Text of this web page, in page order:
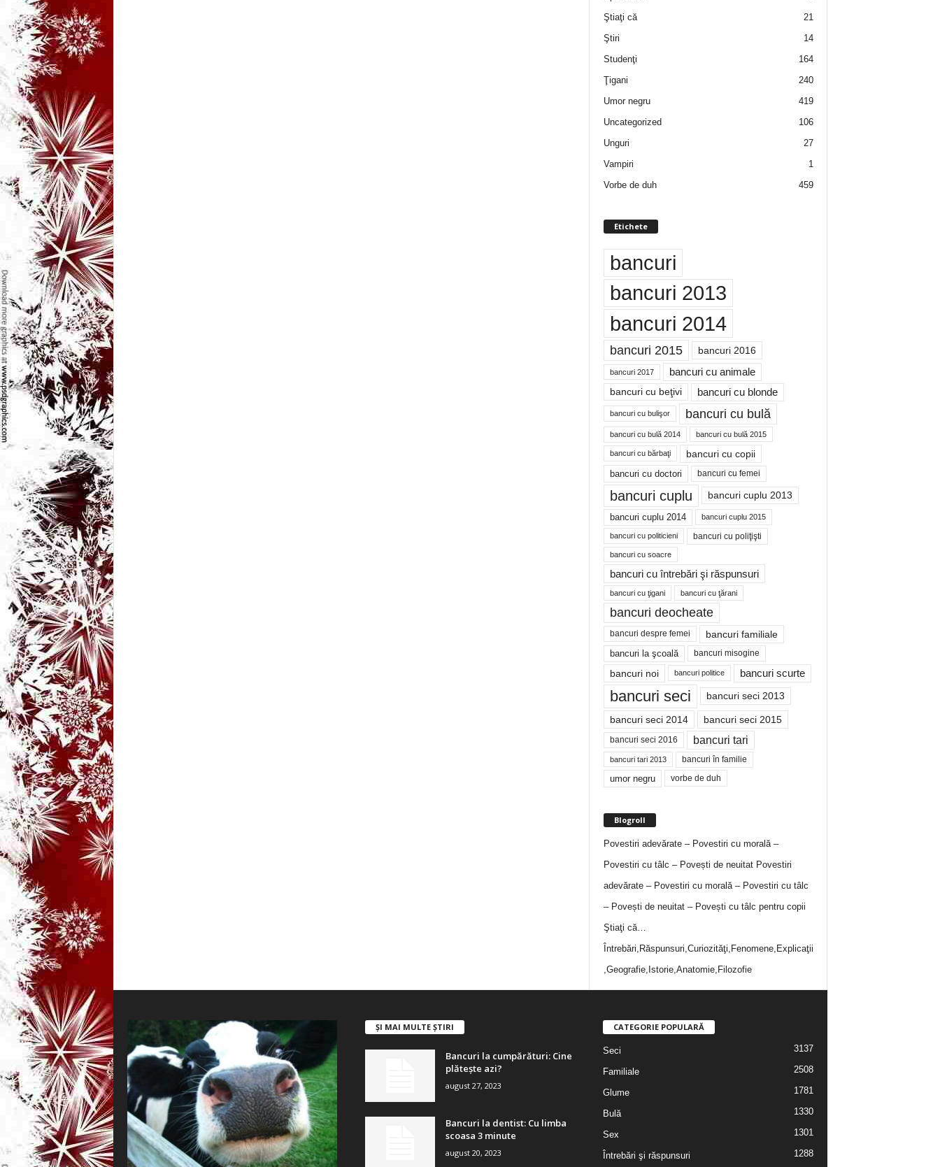
Ştiaţi că
21
Ştiri
14
Studenţi
164
Ţigani
240
Umor negru
419
Uncategorized
106
Unguri
27
Vampiri
1
Vorbe de duh
459
Etichete
bancuri
bancuri 2013
bancuri 2014
bancuri 2015 bancuri 2016
bancuri 2017 bancuri cu animale
bancuri cu beţivi bancuri cu blonde
bancuri cu bulişor bancuri cu bulă
bancuri cu bulă 2014 bancuri cu bulă 2015
bancuri cu bărbaţi bancuri cu copii
bancuri cu doctori bancuri cu femei
bancuri cuplu bancuri cuplu 2013
bancuri cuplu 2014 bancuri cuplu 2015
bancuri cu politicieni bancuri cu poliţişti
bancuri cu soacre
bancuri cu întrebări şi răspunsuri
bancuri cu ţigani bancuri cu ţărani
bancuri deocheate
bancuri despre femei bancuri familiale
bancuri la şcoală bancuri misogine
bancuri noi bancuri politice bancuri scurte
bancuri seci bancuri seci 2013
bancuri seci 2014 bancuri seci 2015
bancuri seci 2016 bancuri tari
bancuri tari 2013 bancuri în familie
umor negru vorbe de duh
Blogroll
Povestiri adevărate – Povestiri cu morală –
Povestiri cu tâlc – Povești de neuitatPovestiri
adevărate – Povestiri cu morală – Povestiri cu tâlc
– Povești de neuitat – Povești cu tâlc pentru copii
Ştiaţi că…
Întrebări,Răspunsuri,Curiozităţi,Fenomene,Explicaţii
,Geografie,Istorie,Anatomie,Filozofie
ȘI MAI MULTE ȘTIRI
Bancuri la cumpărături: Cine
plătește azi?
august 27, 2023
Bancuri la dentist: Cu limba
scoasa 3 minute
august 20, 2023
CATEGORIE POPULARĂ
Seci 3137
Familiale 2508
Glume 1781
Bulă 1330
Sex 1301
Întrebări şi răspunsuri 1288